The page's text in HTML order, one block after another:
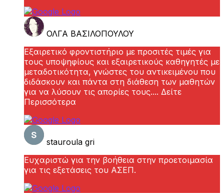
ΟΛΓΑ ΒΑΣΙΛΟΠΟΥΛΟΥ
Εξαιρετικό φροντιστήριο με προσιτές τιμές για
τους υποψηφίους και εξαιρετικούς καθηγητές με
μεταδοτικότητα, γνώστες του αντικειμένου που
διδάσκουν και πάντα στη διάθεση των μαθητών
για να λύσουν τις απορίες τους.... Δείτε
Περισσότερα
stauroula gri
Ευχαριστώ για την βοήθεια στην προετοιμασία
για τις εξετάσεις του ΑΣΕΠ.